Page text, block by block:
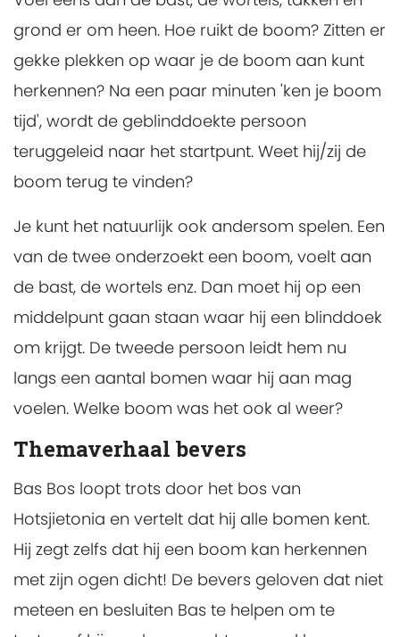
grond er om heen. Hoe ruikt de boom? Zitten er
gekke plekken op waar je de boom aan kunt
herkennen? Na een paar minuten 'ken je boom
tijd', wordt de geblinddoekte persoon
teruggeleid naar het startpunt. Weet hij/zij de
boom terug te vinden?
Je kunt het natuurlijk ook andersom spelen. Een
van de twee onderzoekt een boom, voelt aan
de bast, de wortels enz. Dan moet hij op een
middelpunt gaan staan waar hij een blinddoek
om krijgt. De tweede persoon leidt hem nu
langs een aantal bomen waar hij aan mag
voelen. Welke boom was het ook al weer?
Themaverhaal bevers
Bas Bos loopt trots door het bos van
Hotsjietonia en vertelt dat hij alle bomen kent.
Hij zegt zelfs dat hij een boom kan herkennen
met zijn ogen dicht! De bevers geloven dat niet
meteen en besluiten Bas te helpen om te